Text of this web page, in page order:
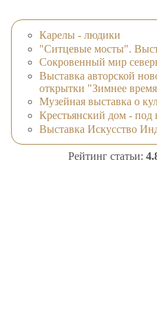
Карелы - людики
"Ситцевые мосты".
Сокровенный мир
Выставка авторской
открытки "Зимнее
Музейная выставка о
Крестьянский дом - под
Выставка Искусство
Рейтинг статьи: